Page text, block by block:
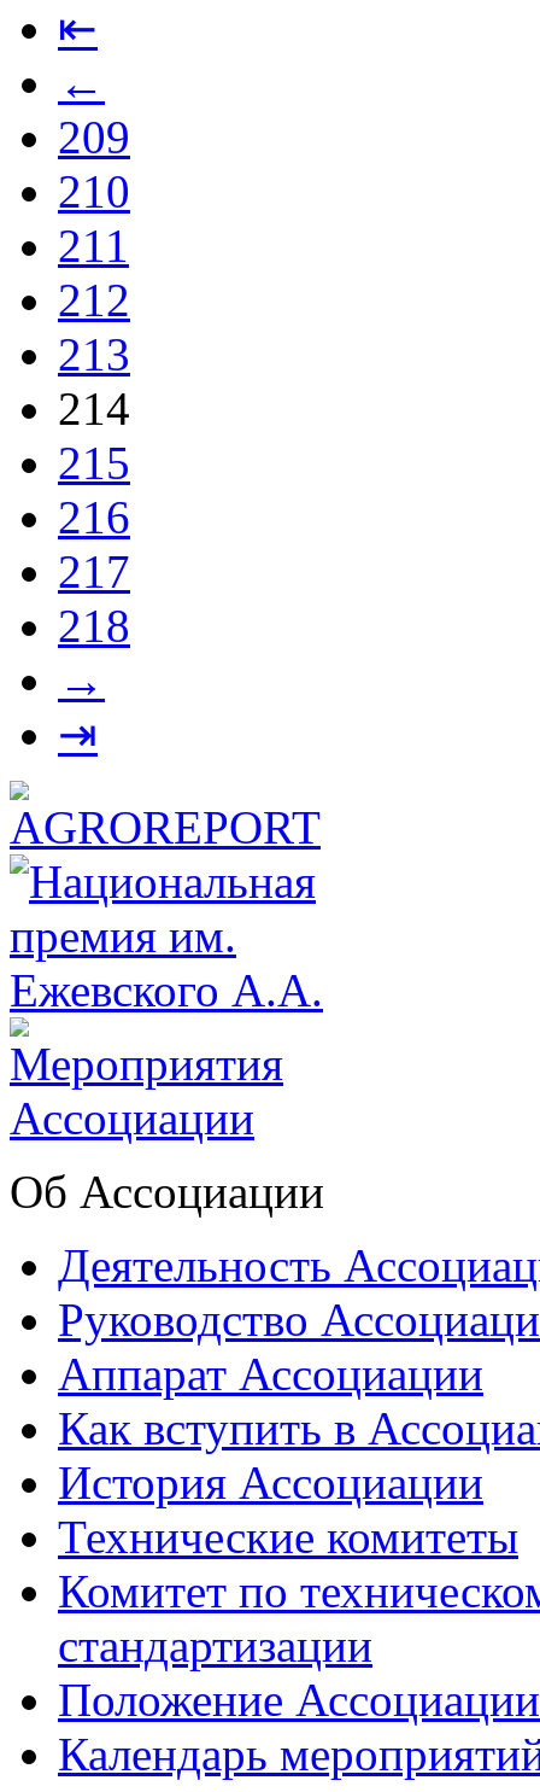
⇤
←
209
210
211
212
213
214
215
216
217
218
→
⇥
Об Ассоциации
Деятельность
Руководство
Аппарат Ассоциации
Как вступить в
История Ассоциации
Технические комитеты
Комитет по
стандартизации
Положение
Календарь